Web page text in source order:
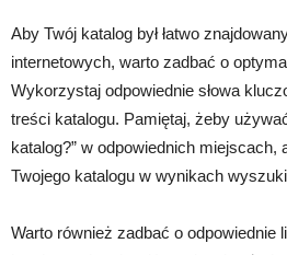
Aby Twój katalog był łatwo
internetowych, warto zadbać o
Wykorzystaj odpowiednie słowa
treści katalogu. Pamiętaj, żeby
katalog?” w odpowiednich
Twojego katalogu w wynikach
Warto również zadbać o odpowiednie